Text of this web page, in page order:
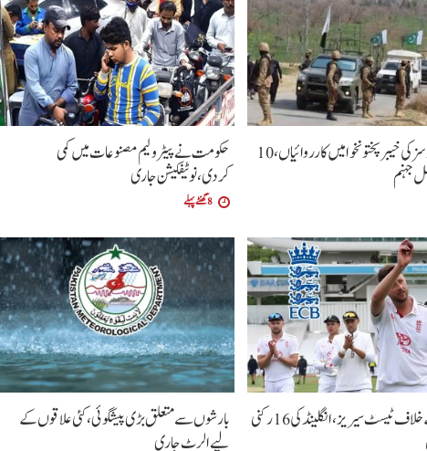
سکیورٹی فورسز کی خیبرپختونخوا میں کارروائیاں،10
جہنم
حکومت نے پیٹرولیم مصنوعات میں کمی
کردی،نوٹیفکیشن جاری
8 گھنٹے پہلے
پاکستان کے خلاف ٹیسٹ سیریز، انگلینڈ کی 16 رکنی
بارشوں سے متعلق بڑی پیشگوئی، کئی علاقوں کے
لیے الرٹ جاری